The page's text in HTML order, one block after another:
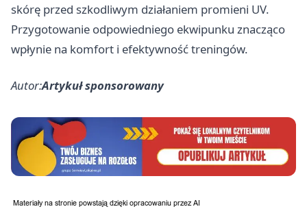
skórę przed szkodliwym działaniem promieni UV.
Przygotowanie odpowiedniego ekwipunku znacząco
wpłynie na komfort i efektywność treningów.
Autor:Artykuł sponsorowany